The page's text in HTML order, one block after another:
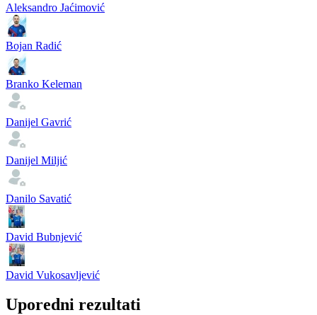
Aleksandro Jaćimović
Bojan Radić
Branko Keleman
Danijel Gavrić
Danijel Miljić
Danilo Savatić
David Bubnjević
David Vukosavljević
Uporedni rezultati